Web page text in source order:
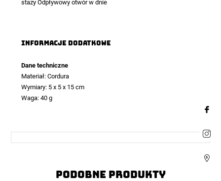
stazy Odpływowy otwór w dnie
Informacje dodatkowe
Dane techniczne
Materiał: Cordura
Wymiary: 5 x 5 x 15 cm
Waga: 40 g
Podobne produkty